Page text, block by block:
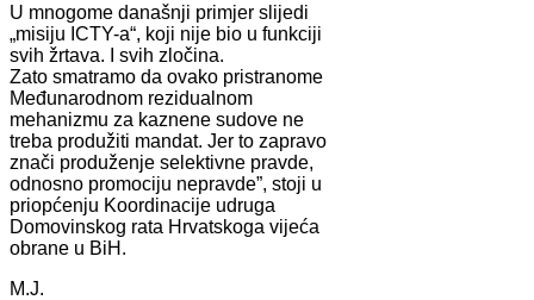
U mnogome današnji primjer slijedi
„misiju ICTY-a“, koji nije bio u funkciji
svih žrtava. I svih zločina.
Zato smatramo da ovako pristranome
Međunarodnom rezidualnom
mehanizmu za kaznene sudove ne
treba produžiti mandat. Jer to zapravo
znači produženje selektivne pravde,
odnosno promociju nepravde”, stoji u
priopćenju Koordinacije udruga
Domovinskog rata Hrvatskoga vijeća
obrane u BiH.
M.J.